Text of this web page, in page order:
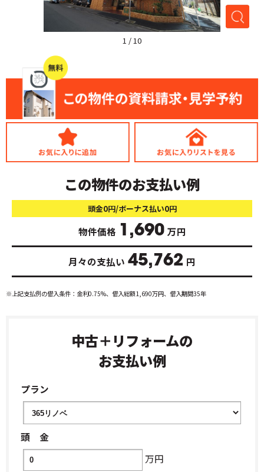
1 /10
この物件のお支払い例
頭金0円/ボーナス払い0円
物件価格 1,690 万円
月々の支払い 45,762 円
※上記支払例の借入条件：金利0.75%、借入総額1,690万円、借入期間35年
中古＋リフォームの
お支払い例
プラン
頭 金
万円